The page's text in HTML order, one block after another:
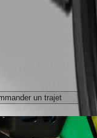
un trajet